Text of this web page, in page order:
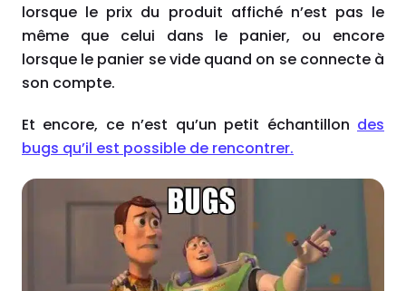
lorsque le prix du produit affiché n’est pas le
même que celui dans le panier, ou encore
lorsque le panier se vide quand on se connecte à
son compte.
Et encore, ce n’est qu’un petit échantillon des
bugs qu’il est possible de rencontrer.